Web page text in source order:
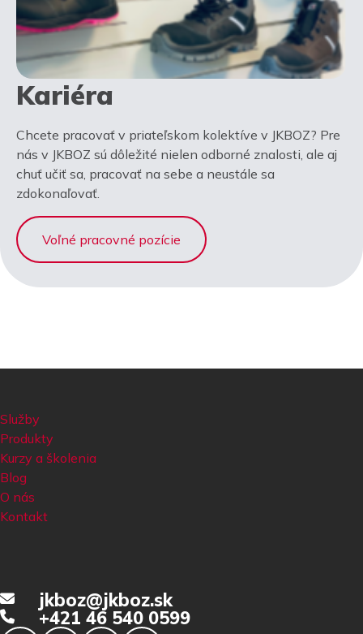
Kariéra
Chcete pracovať v priateľskom kolektíve v JKBOZ? Pre
nás v JKBOZ sú dôležité nielen odborné znalosti, ale aj
chuť učiť sa, pracovať na sebe a neustále sa
zdokonaľovať.
Voľné pracovné pozície
Služby
Produkty
Kurzy a školenia
Blog
O nás
Kontakt
jkboz@jkboz.sk
+421 46 540 0599